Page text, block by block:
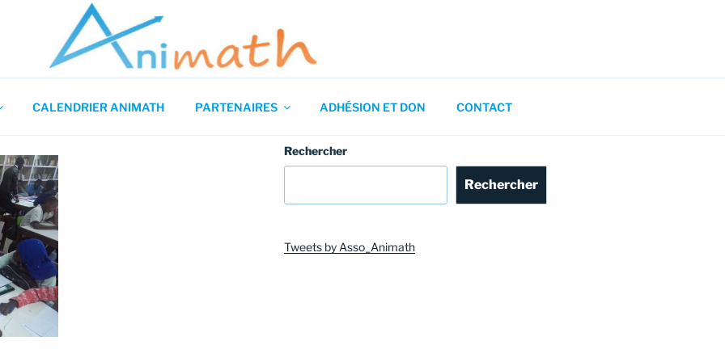
Mathématiques
CALENDRIER ANIMATH PARTENAIRES ADHÉSION ET DON CONTACT
Rechercher
Rechercher
Tweets by Asso_Animath